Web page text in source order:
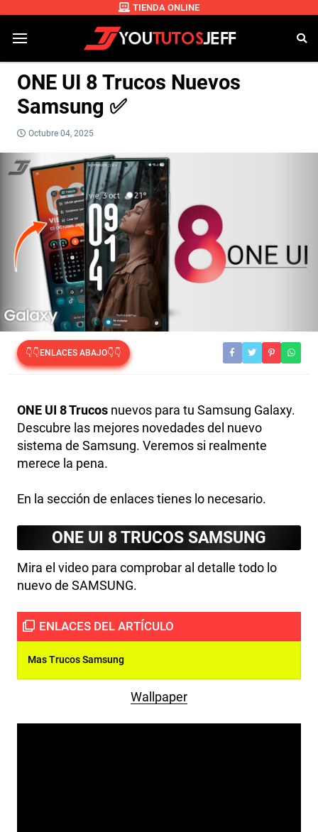
TIENDA ONLINE
ONE UI 8 Trucos Nuevos
Samsung ✅
Octubre 04, 2025
👇👇ENLACES ABAJO👇👇
ONE UI 8 Trucos nuevos para tu Samsung Galaxy.
Descubre las mejores novedades del nuevo
sistema de Samsung. Veremos si realmente
merece la pena.
En la sección de enlaces tienes lo necesario.
ONE UI 8 TRUCOS SAMSUNG
Mira el video para comprobar al detalle todo lo
nuevo de SAMSUNG.
Mas Trucos Samsung
Wallpaper